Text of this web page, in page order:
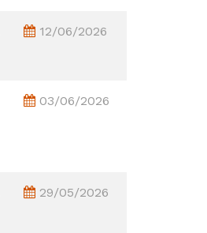
12/06/2026
03/06/2026
29/05/2026